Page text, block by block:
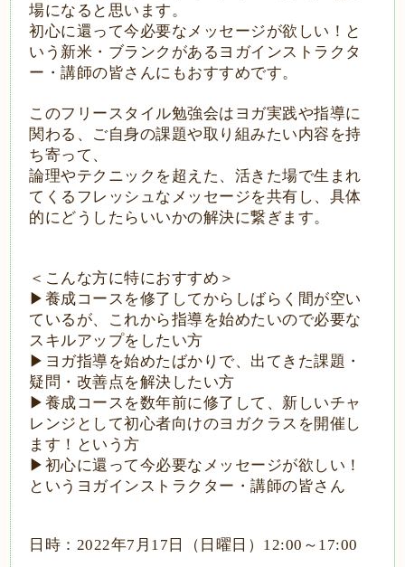
場になると思います。
初心に還って今必要なメッセージが欲しい！と
いう新米・ブランクがあるヨガインストラクタ
ー・講師の皆さんにもおすすめです。
このフリースタイル勉強会はヨガ実践や指導に
関わる、ご自身の課題や取り組みたい内容を持
ち寄って、
論理やテクニックを超えた、活きた場で生まれ
てくるフレッシュなメッセージを共有し、具体
的にどうしたらいいかの解決に繋ぎます。
＜こんな方に特におすすめ＞
▶ 養成コースを修了してからしばらく間が空い
ているが、これから指導を始めたいので必要な
スキルアップをしたい方
▶ ヨガ指導を始めたばかりで、出てきた課題・
疑問・改善点を解決したい方
▶ 養成コースを数年前に修了して、新しいチャ
レンジとして初心者向けのヨガクラスを開催し
ます！という方
▶ 初心に還って今必要なメッセージが欲しい！
というヨガインストラクター・講師の皆さん
日時： 2022年7 月 17 日（日曜日） 12:00 ～ 17:00